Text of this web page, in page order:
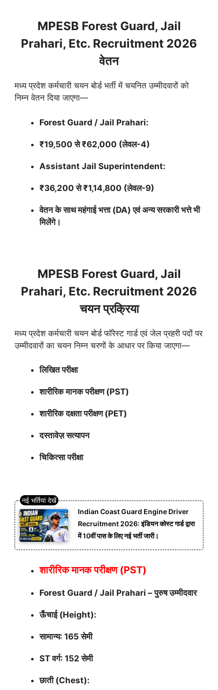
MPESB Forest Guard, Jail
Prahari, Etc. Recruitment 2026
वेतन
मध्य प्रदेश कर्मचारी चयन बोर्ड भर्ती में चयनित उम्मीदवारों को
निम्न वेतन दिया जाएगा—
Forest Guard / Jail Prahari:
₹19,500 से ₹62,000 (लेवल-4)
Assistant Jail Superintendent:
₹36,200 से ₹1,14,800 (लेवल-9)
वेतन के साथ महंगाई भत्ता (DA) एवं अन्य सरकारी भत्ते भी
मिलेंगे।
MPESB Forest Guard, Jail
Prahari, Etc. Recruitment 2026
चयन प्रक्रिया
मध्य प्रदेश कर्मचारी चयन बोर्ड फॉरेस्ट गार्ड एवं जेल प्रहरी पदों पर
उम्मीदवारों का चयन निम्न चरणों के आधार पर किया जाएगा—
लिखित परीक्षा
शारीरिक मानक परीक्षण (PST)
शारीरिक दक्षता परीक्षण (PET)
दस्तावेज़ सत्यापन
चिकित्सा परीक्षा
Indian Coast Guard Engine Driver
Recruitment 2026: इंडियन कोस्ट गार्ड द्वारा
में 10वीं पास के लिए नई भर्ती जारी।
शारीरिक मानक परीक्षण (PST)
Forest Guard / Jail Prahari – पुरुष उम्मीदवार
ऊँचाई (Height):
सामान्य: 165 सेमी
ST वर्ग: 152 सेमी
छाती (Chest):